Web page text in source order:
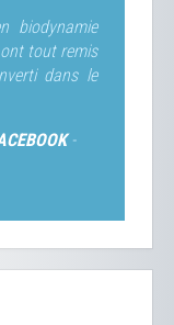
biodynamie
tout remis
dans le
-